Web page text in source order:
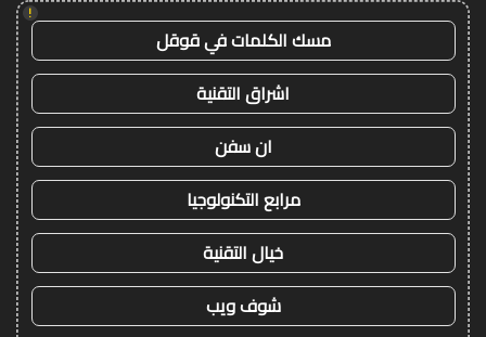
!
مسك الكلمات في قوقل
اشراق التقنية
ان سفن
مرابع التكنولوجيا
خيال التقنية
شوف ويب